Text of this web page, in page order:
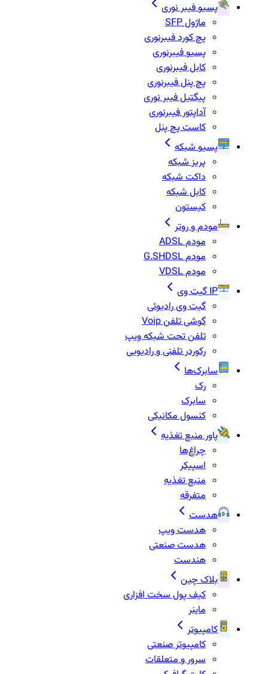
پسیو فیبر نوری
ماژول SFP
پچ کورد فیبرنوری
پسیو فیبرنوری
کابل فیبرنوری
پچ پنل فیبرنوری
پیگتیل فیبر نوری
آداپتور فیبرنوری
کاست پچ پنل
پسیو شبکه
پریز شبکه
داکت شبکه
کابل شبکه
کیستون
مودم و روتر
مودم ADSL
مودم G.SHDSL
مودم VDSL
IP گیت وی
گیت وی رادیوئی
گوشی تلفن Voip
تلفن تحت شبکه ویپ
رکوردر تلفنی و رادیویی
سابرک‌ها
رک
سابرک
کنسول مکانیکی
پاور منبع تغذیه
چراغ‌ها
اسپیکر
منبع تغذیه
متفرقه
هدست
هدست ویپ
هدست صنعتی
هندست
بلاک چین
کیف پول سخت افزاری
ماینر
کامپیوتر
کامپیوتر صنعتی
سرور و متعلقات